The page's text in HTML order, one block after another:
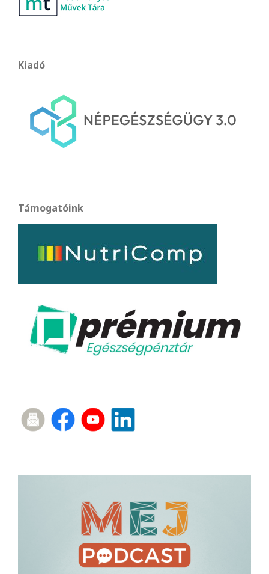
Kiadó
Támogatóink